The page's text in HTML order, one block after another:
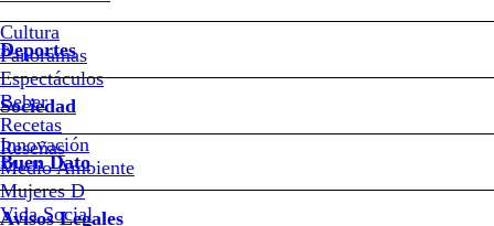
Cultura
Panoramas
Espectáculos
Beber
Recetas
Reseñas
Deportes
Sociedad
Innovación
Medio Ambiente
Mujeres D
Vida Social
Buen Dato
Avisos Legales
multa
impaga
que
obligará
Notas relacionadas